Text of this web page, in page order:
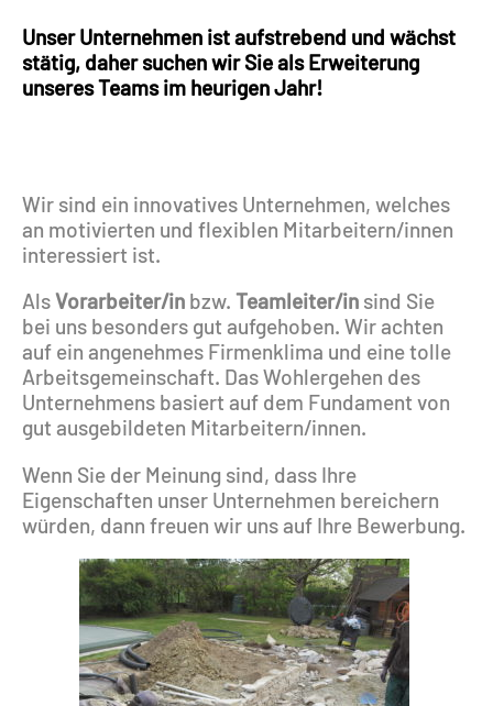
Unser Unternehmen ist aufstrebend und wächst
stätig, daher suchen wir Sie als Erweiterung
unseres Teams im heurigen Jahr!
Wir sind ein innovatives Unternehmen, welches
an motivierten und flexiblen Mitarbeitern/innen
interessiert ist.
AlsVorarbeiter/in bzw. Teamleiter/in sind Sie
bei uns besonders gut aufgehoben. Wir achten
auf ein angenehmes Firmenklima und eine tolle
Arbeitsgemeinschaft. Das Wohlergehen des
Unternehmens basiert auf dem Fundament von
gut ausgebildeten Mitarbeitern/innen.
Wenn Sie der Meinung sind, dass Ihre
Eigenschaften unser Unternehmen bereichern
würden, dann freuen wir uns auf Ihre Bewerbung.